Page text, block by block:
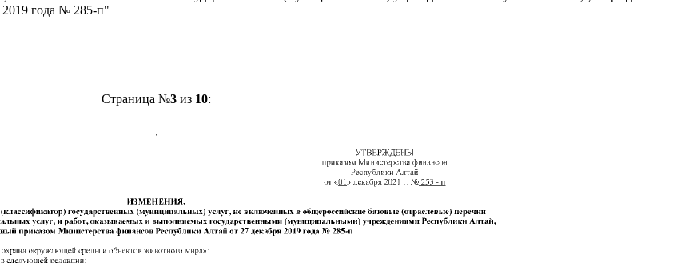
2019 года № 285-п"
Страница №3из 10: